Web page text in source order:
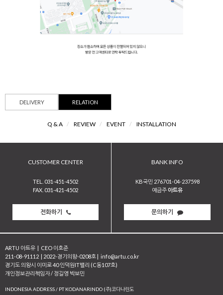
DELIVERY RELATION
Q & A / REVIEW / EVENT / INSTALLATION
CUSTOMER CENTER
TEL. 031-451-4502
FAX. 031-421-4502
전화하기
BANK INFO
KB국민 276701-04-237598
예금주 아트유
문의하기
ARTU 아트유
CEO 이호준
211-08-91112
2022-경기의왕-0208호
info@artu.co.kr
경기도 의왕시 이미로 40 인덕원IT밸리 (C동107호)
개인정보관리책임자 / 정길영 박보민
INDONESIA ADDRESS / PT KODANARINDO (주)코다나린도